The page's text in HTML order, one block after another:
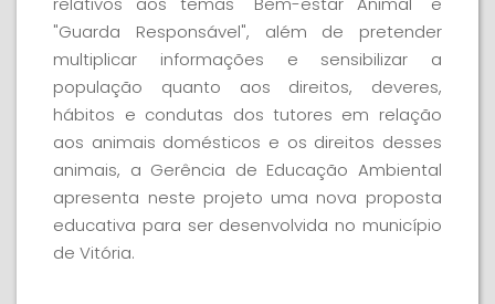
"Guarda Responsável", além de pretender
multiplicar informações e sensibilizar a
população quanto aos direitos, deveres,
hábitos e condutas dos tutores em relação
aos animais domésticos e os direitos desses
animais, a Gerência de Educação Ambiental
apresenta neste projeto uma nova proposta
educativa para ser desenvolvida no município
de Vitória.